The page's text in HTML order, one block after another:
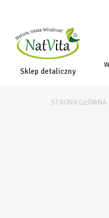
Sklep detaliczny
STRONA GŁÓWNA